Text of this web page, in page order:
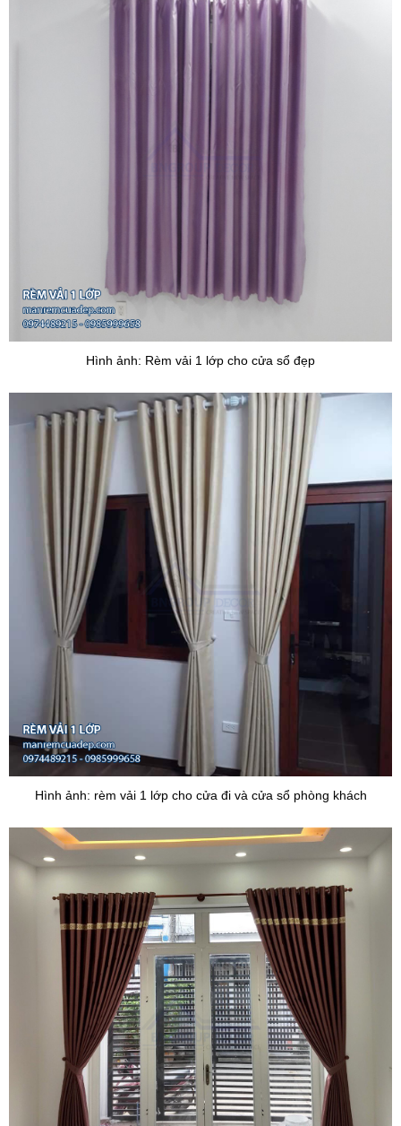
Hình ảnh: Rèm vải 1 lớp cho cửa sổ đẹp
Hình ảnh: rèm vải 1 lớp cho cửa đi và cửa sổ phòng khách